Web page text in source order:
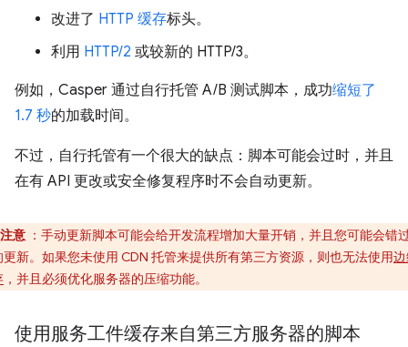
改进了 HTTP 缓存标头。
利用 HTTP/2 或较新的 HTTP/3。
例如，Casper 通过自行托管 A/B 测试脚本，成功缩短了
1.7 秒的加载时间。
不过，自行托管有一个很大的缺点：脚本可能会过时，并且
在有 API 更改或安全修复程序时不会自动更新。
注意 ：手动更新脚本可能会给开发流程增加大量开销，并且您可能会错
更新。如果您未使用 CDN 托管来提供所有第三方资源，则也无法使用
，并且必须优化服务器的压缩功能。
使用服务工件缓存来自第三方服务器的脚本